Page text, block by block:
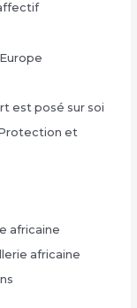
est posé sur soi
et
africaine
africaine